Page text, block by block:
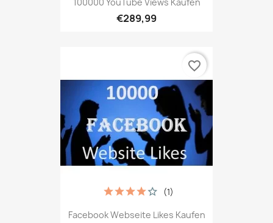
100000 YouTube Views Kaufen
€289,99
Facebook Webseite Likes Kaufen
(1)
favorite_border